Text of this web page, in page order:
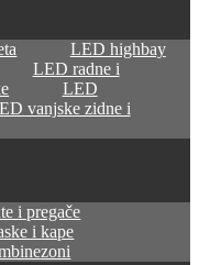
LED highbay
LED radne i
LED
vanjske zidne i
i pregače
i kape